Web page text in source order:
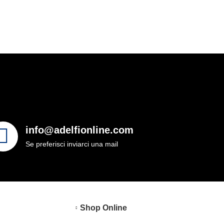
info@adelfionline.com
Se preferisci inviarci una mail
Shop Online